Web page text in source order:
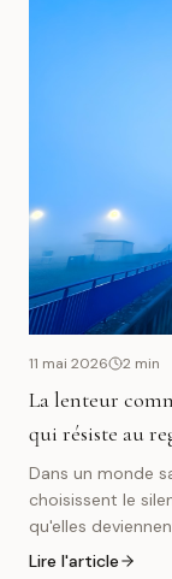
11 mai 2026 2 min
La lenteur
qui résiste au
Dans un monde
choisissent le
qu'elles
Lire l'article